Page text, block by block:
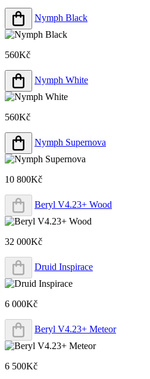
Nymph Black
560Kč
Nymph White
560Kč
Nymph Supernova
10 800Kč
Beryl V4.23+ Wood
32 000Kč
Druid Inspirace
6 000Kč
Beryl V4.23+ Meteor
6 500Kč